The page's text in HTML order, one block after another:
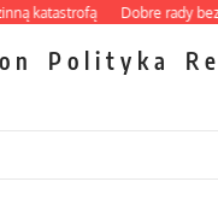
Dobre rady bez
Polityka